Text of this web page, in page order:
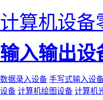
计算机设备
输入输出设
数据录入设备 手写式输入设
设备 计算机绘图设备 计算机